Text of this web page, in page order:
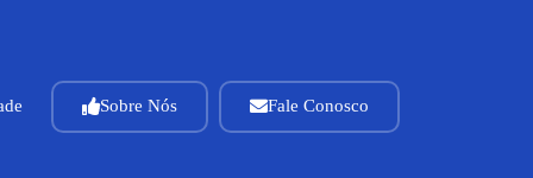
Sobre Nós Fale Conosco